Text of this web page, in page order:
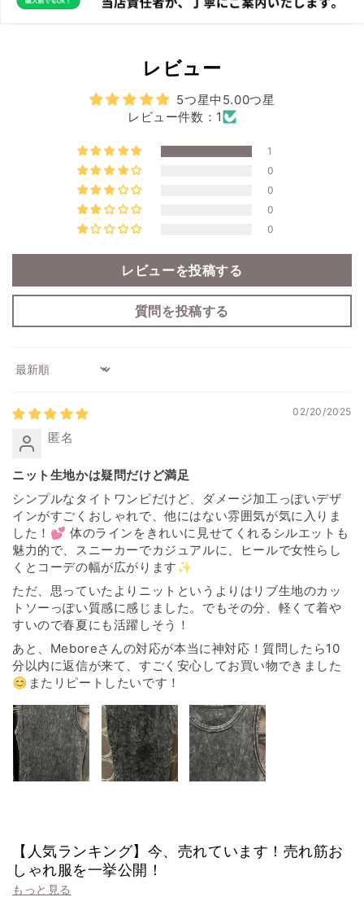
レビュー
5つ星中5.00つ星
レビュー件数：1
1
0
0
0
0
レビューを投稿する
質問を投稿する
Sort by
02/20/2025
匿名
ニット生地かは疑問だけど満足
シンプルなタイトワンピだけど、ダメージ加工っぽいデザ
インがすごくおしゃれで、他にはない雰囲気が気に入りま
した！💕 体のラインをきれいに見せてくれるシルエットも
魅力的で、スニーカーでカジュアルに、ヒールで女性らし
くとコーデの幅が広がります✨
ただ、思っていたよりニットというよりはリブ生地のカッ
トソーっぽい質感に感じました。でもその分、軽くて着や
すいので春夏にも活躍しそう！
あと、Meboreさんの対応が本当に神対応！質問したら10
分以内に返信が来て、すごく安心してお買い物できました
😊またリピートしたいです！
【人気ランキング】今、売れています！売れ筋お
しゃれ服を一挙公開！
もっと見る